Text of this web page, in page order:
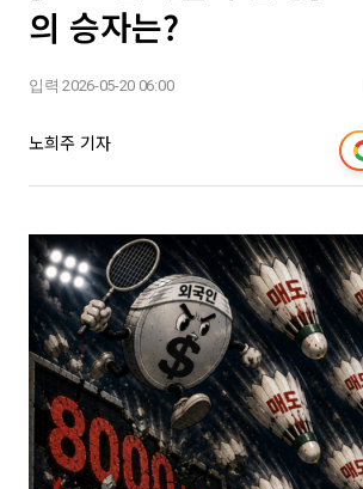
의 승자는?
입력 2026-05-20 06:00
노희주 기자